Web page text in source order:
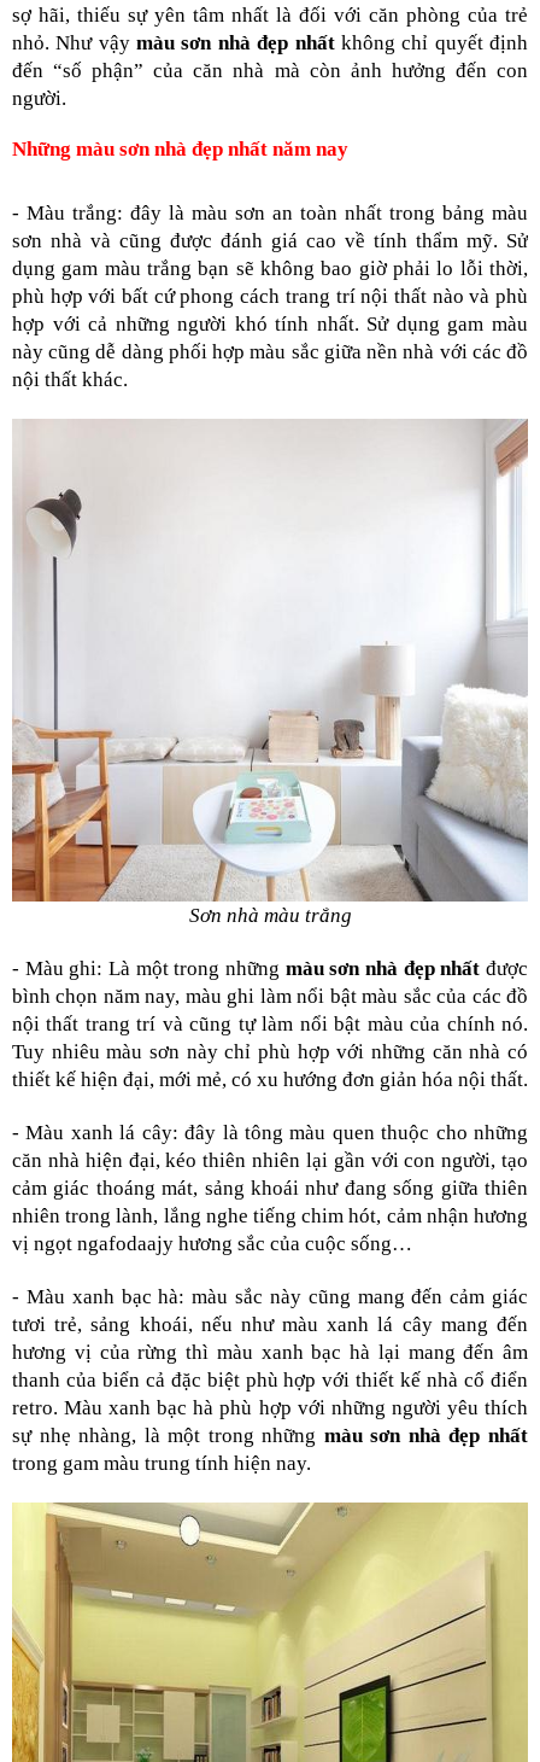
sợ hãi, thiếu sự yên tâm nhất là đối với căn phòng của trẻ
nhỏ. Như vậy màu sơn nhà đẹp nhất không chỉ quyết định
đến “số phận” của căn nhà mà còn ảnh hưởng đến con
người.
Những màu sơn nhà đẹp nhất năm nay
- Màu trắng: đây là màu sơn an toàn nhất trong bảng màu
sơn nhà và cũng được đánh giá cao về tính thẩm mỹ. Sử
dụng gam màu trắng bạn sẽ không bao giờ phải lo lỗi thời,
phù hợp với bất cứ phong cách trang trí nội thất nào và phù
hợp với cả những người khó tính nhất. Sử dụng gam màu
này cũng dễ dàng phối hợp màu sắc giữa nền nhà với các đồ
nội thất khác.
Sơn nhà màu trắng
- Màu ghi: Là một trong những màu sơn nhà đẹp nhất được
bình chọn năm nay, màu ghi làm nổi bật màu sắc của các đồ
nội thất trang trí và cũng tự làm nổi bật màu của chính nó.
Tuy nhiêu màu sơn này chỉ phù hợp với những căn nhà có
thiết kế hiện đại, mới mẻ, có xu hướng đơn giản hóa nội thất.
- Màu xanh lá cây: đây là tông màu quen thuộc cho những
căn nhà hiện đại, kéo thiên nhiên lại gần với con người, tạo
cảm giác thoáng mát, sảng khoái như đang sống giữa thiên
nhiên trong lành, lắng nghe tiếng chim hót, cảm nhận hương
vị ngọt ngafodaajy hương sắc của cuộc sống…
- Màu xanh bạc hà: màu sắc này cũng mang đến cảm giác
tươi trẻ, sảng khoái, nếu như màu xanh lá cây mang đến
hương vị của rừng thì màu xanh bạc hà lại mang đến âm
thanh của biển cả đặc biệt phù hợp với thiết kế nhà cổ điển
retro. Màu xanh bạc hà phù hợp với những người yêu thích
sự nhẹ nhàng, là một trong những
trong gam màu trung tính hiện nay.